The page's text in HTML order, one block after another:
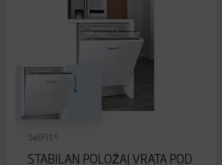
SelFit®
STABILAN POLOŽAJ VRATA POD